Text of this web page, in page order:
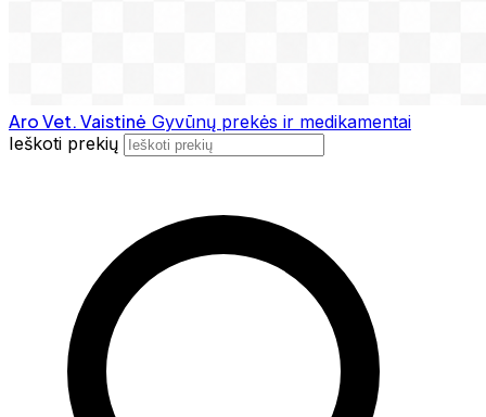
Aro Vet. Vaistinė Gyvūnų prekės ir medikamentai
Ieškoti prekių